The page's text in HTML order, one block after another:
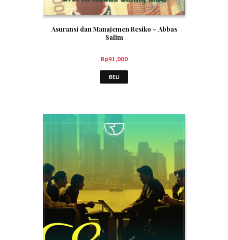
Asuransi dan Manajemen Resiko – Abbas
Salim
Rp91,000
BELI